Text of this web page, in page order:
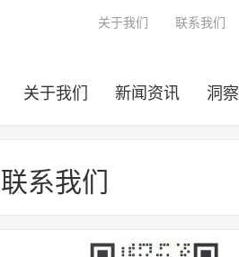
关于我们 新闻资讯 洞
关于我们 联系我们
联系我们